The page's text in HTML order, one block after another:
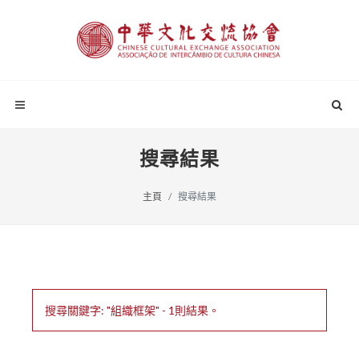
搜尋結果
主頁 搜尋結果
搜尋關鍵字: "組織框架" - 1則結果。